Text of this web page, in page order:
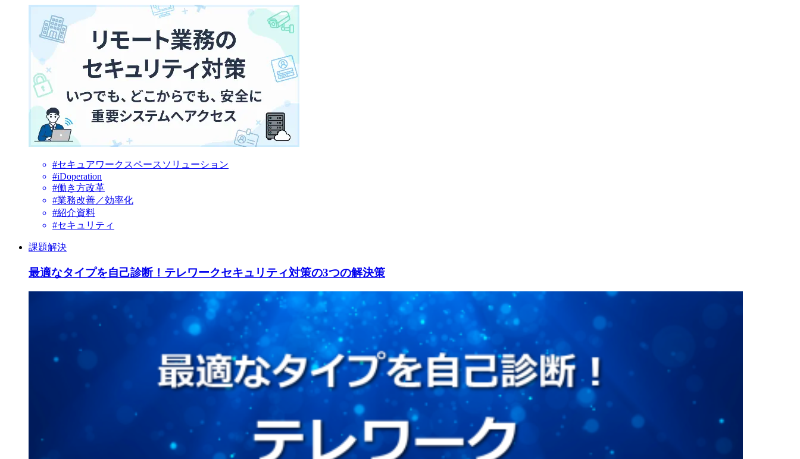
#セキュアワークスペースソリューション
#iDoperation
#働き方改革
#業務改善／効率化
#紹介資料
#セキュリティ
課題解決
最適なタイプを自己診断！テレワークセキュリティ対策の3つの解決策